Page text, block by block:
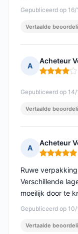
Gepubliceerd op
Vertaalde
A
Acheteur
Gepubliceerd op
Vertaalde
A
Acheteur
Gepubliceerd op
Ruwe
Verschillende
moeilijk door te
Vertaalde